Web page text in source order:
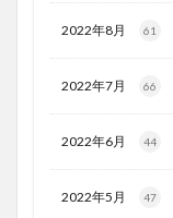
2022年8月 61
2022年7月 66
2022年6月 44
2022年5月 47